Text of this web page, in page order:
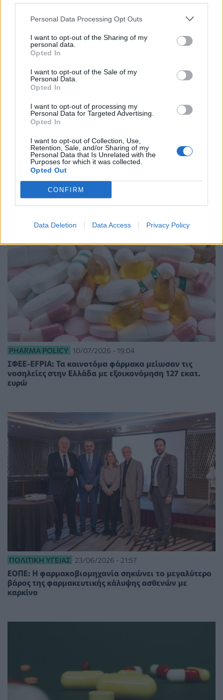
Personal Data Processing Opt Outs
I want to opt-out of the Sharing of my
personal data.
Opted In
I want to opt-out of the Sale of my
Personal Data.
Opted In
I want to opt-out of processing my
Personal Data for Targeted Advertising.
Opted In
I want to opt-out of Collection, Use,
Retention, Sale, and/or Sharing of my
Personal Data that Is Unrelated with the
Purposes for which it was collected.
Opted Out
CONFIRM
Data Deletion Data Access Privacy Policy
PHARMA POLICY 15/07/2026 - 13:49
Υπουργεία Ανάπτυξης και Υγείας: Πρόσκληση για
συμψηφισμό του clawback - Πότε ξεκινούν οι αιτήσεις
PHARMA POLICY 10/07/2026 - 19:04
ΣΦΕΕ-EFPIA: Τα καινοτόμα φάρμακα μείωσαν τις
νοσηλείες στην Ελλάδα με εξοικονόμηση 127 εκατ.
ευρώ
ΠΟΛΙΤΙΚΉ ΥΓΕΊΑΣ 23/06/2026 - 21:57
ΕΟΠΕ: Η φαρμακοβιομηχανία σηκώνει το μεγαλύτερο
βάρος της φαρμακευτικής κάλυψης ασθενών με
καρκίνο